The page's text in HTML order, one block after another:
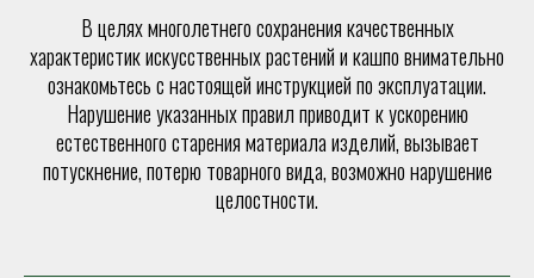
В целях многолетнего сохранения качественных
характеристик искусственных растений и кашпо внимательно
ознакомьтесь с настоящей инструкцией по эксплуатации.
Нарушение указанных правил приводит к ускорению
естественного старения материала изделий, вызывает
потускнение, потерю товарного вида, возможно нарушение
целостности.